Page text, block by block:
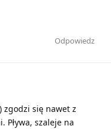
Odpowiedz
zgodzi się nawet z
Pływa, szaleje na